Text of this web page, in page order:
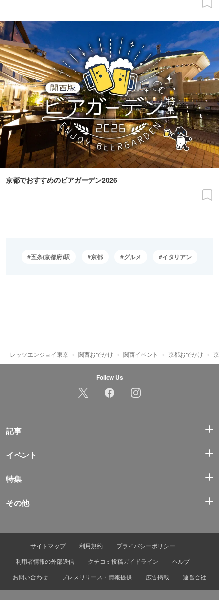
京都でおすすめのビアガーデン2026
五条(京都府)駅 京都 グルメ イタリアン
レッツエンジョイ東京 関西おでかけ 関西イベント 京都おでかけ
Follow Us
記事
イベント
特集
その他
サイトマップ 利用規約
プライバシーポリシー
利用者情報の外部送信
クチコミ投稿ガイドライン
ヘルプ
お問い合わせ
プレスリリース・情報提供 広告掲載 運営会社